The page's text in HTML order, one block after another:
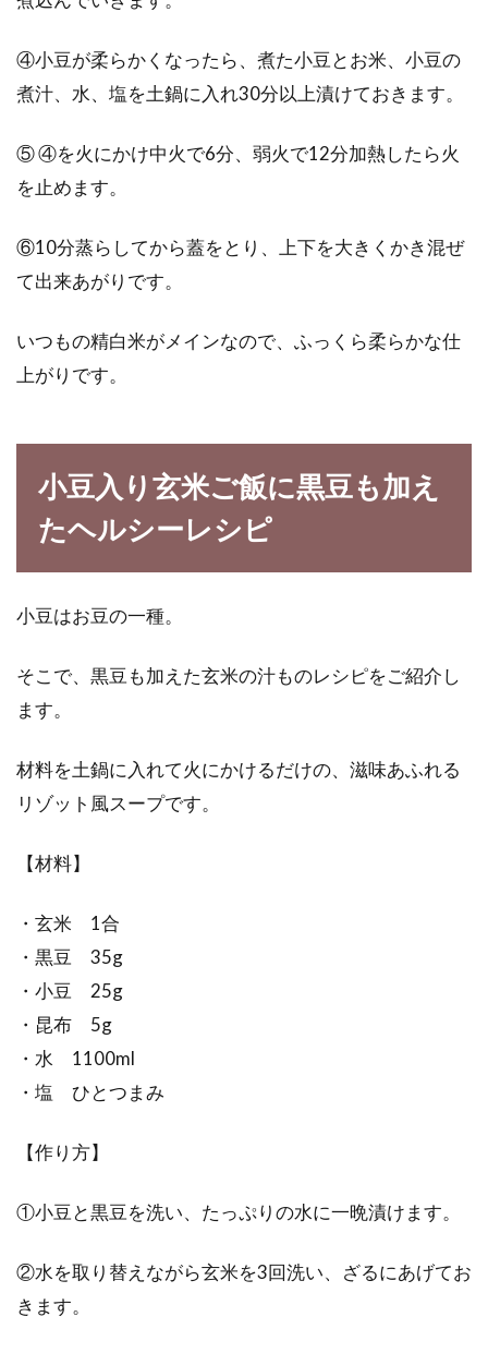
④小豆が柔らかくなったら、煮た小豆とお米、小豆の
煮汁、水、塩を土鍋に入れ30分以上漬けておきます。
⑤ ④を火にかけ中火で6分、弱火で12分加熱したら火
を止めます。
⑥10分蒸らしてから蓋をとり、上下を大きくかき混ぜ
て出来あがりです。
いつもの精白米がメインなので、ふっくら柔らかな仕
上がりです。
小豆入り玄米ご飯に黒豆も加え
たヘルシーレシピ
小豆はお豆の一種。
そこで、黒豆も加えた玄米の汁ものレシピをご紹介し
ます。
材料を土鍋に入れて火にかけるだけの、滋味あふれる
リゾット風スープです。
【材料】
・玄米 1合
・黒豆 35g
・小豆 25g
・昆布 5g
・水 1100ml
・塩 ひとつまみ
【作り方】
①小豆と黒豆を洗い、たっぷりの水に一晩漬けます。
②水を取り替えながら玄米を3回洗い、ざるにあげてお
きます。